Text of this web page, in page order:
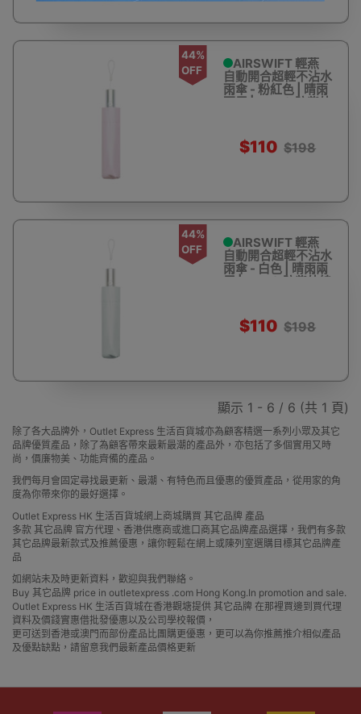
44%
OFF
AIRSWIFT 輕燕
自動開合超輕不沾水
雨傘 - 粉紅色 | 晴雨
兩用 | 99.9%防紫外
$110 $198
44%
OFF
AIRSWIFT 輕燕
自動開合超輕不沾水
雨傘 - 白色 | 晴雨兩
用 | 99.9%防紫外線
$110 $198
顯示 1 - 6 / 6 (共 1 頁)
除了各大品牌外，Outlet Express 生活百貨城亦為顧客精選一系列小眾及其它
品牌優質產品，除了為顧客帶來最新最潮的產品外，亦包括了多個實用又時
尚，價廉物美、功能齊備的產品。
我們每月會固定尋找最更新、最潮、有特色而且優惠的優質產品，從用家的角
度為你帶來你的最好選擇。
Outlet Express HK 生活百貨城網上商城購買 其它品牌 產品
多款 其它品牌 官方代理、香港供應商或進口商其它品牌產品選擇，我們有多款
其它品牌最新款式及推薦優惠，讓你輕鬆在網上或陳列室選購目標其它品牌產
品
如網站未及時更新資料，歡迎與我們聯絡。
Buy 其它品牌 price in outletexpress .com Hong Kong.In promotion and sale.
Outlet Express HK 生活百貨城在香港觀塘提供 其它品牌 在那裡買邊到買代理
資料及價錢實惠借批發優惠以及公司學校報價，
更可送到香港或澳門而部份產品比團購更優惠，更可以為你推薦推介相似產品
及優點缺點，請留意我們最新產品價格更新